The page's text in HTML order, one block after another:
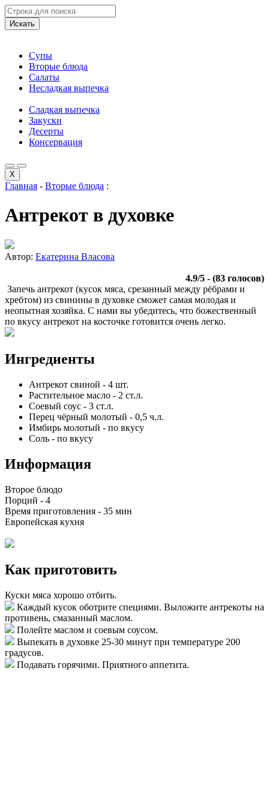
Искать
Супы
Вторые блюда
Салаты
Несладкая выпечка
Сладкая выпечка
Закуски
Десерты
Консервация
X
Главная - Вторые блюда :
Антрекот в духовке
Автор: Екатерина Власова
4.9/5 - (83 голосов)
Запечь антрекот (кусок мяса, срезанный между рёбрами и
хребтом) из свинины в духовке сможет самая молодая и
неопытная хозяйка. С нами вы убедитесь, что божественный
по вкусу антрекот на косточке готовится очень легко.
Ингредиенты
Антрекот свиной - 4 шт.
Растительное масло - 2 ст.л.
Соевый соус - 3 ст.л.
Перец чёрный молотый - 0,5 ч.л.
Имбирь молотый - по вкусу
Соль - по вкусу
Информация
Второе блюдо
Порций - 4
Время приготовления - 35 мин
Европейская кухня
Как приготовить
Куски мяса хорошо отбить.
Каждый кусок оботрите специями. Выложите антрекоты на
противень, смазанный маслом.
Полейте маслом и соевым соусом.
Выпекать в духовке 25-30 минут при температуре 200
градусов.
Подавать горячими. Приятного аппетита.